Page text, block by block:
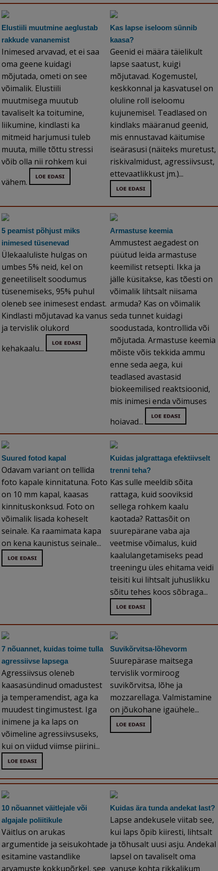
Elustiili muutmine aeglustab
rakkude vananemist
Inimesed arvavad, et ei saa
oma geene kuidagi
mõjutada, ometi on see
võimalik. Elustiili
muutmisega muutub
tavaliselt ka toitumine,
liikumine, kindlasti ka
mitmeid harjumusi tuleb
muuta, mille tõttu stressi
võib olla nii rohkem kui
vähem.
Kas lapse iseloom sünnib
kaasa?
Geenid ei määra täielikult
lapse saatust, kuigi
mõjutavad. Kogemustel,
keskkonnal ja kasvatusel on
oluline roll iseloomu
kujunemisel. Teadlased on
kindlaks määranud geenid,
mis ennustavad käitumise
iseärasusi (näiteks muretust,
riskivalmidust, agressiivsust,
ettevaatlikkust jm.)...
5 peamist põhjust miks
inimesed tüsenevad
Ülekaaluliste hulgas on
umbes 5% neid, kel on
geneetiliselt soodumus
tüsenemiseks, 95% puhul
oleneb see inimesest endast.
Kindlasti mõjutavad ka vanus
ja tervislik olukord
kehakaalu...
Armastuse keemia
Ammustest aegadest on
püütud leida armastuse
keemilist retsepti. Ikka ja
jälle küsitakse, kas tõesti on
võimalik lihtsalt niisama
armuda? Kas on võimalik
seda tunnet kuidagi
soodustada, kontrollida või
mõjutada. Armastuse keemia
mõiste võis tekkida ammu
enne seda aega, kui
teadlased avastasid
biokeemilised reaktsioonid,
mis inimesi enda võimuses
hoiavad...
Suured fotod kapal
Odavam variant on tellida
foto kapale kinnitatuna. Foto
on 10 mm kapal, kaasas
kinnituskonksud. Foto on
võimalik lisada koheselt
seinale. Ka raamimata kapa
on kena kaunistus seinale...
Kuidas jalgrattaga efektiivselt
trenni teha?
Kas sulle meeldib sõita
rattaga, kuid sooviksid
sellega rohkem kaalu
kaotada? Rattasõit on
suurepärane vaba aja
veetmise võimalus, kuid
kaalulangetamiseks pead
treeningu üles ehitama veidi
teisiti kui lihtsalt juhuslikku
sõitu tehes koos sõbraga...
7 nõuannet, kuidas toime tulla
agressiivse lapsega
Agressiivsus oleneb
kaasasündinud omadustest
ja temperamendist, aga ka
muudest tingimustest. Iga
inimene ja ka laps on
võimeline agressiivsuseks,
kui on viidud viimse piirini...
Suvikõrvitsa-lõhevorm
Suurepärase maitsega
tervislik vormiroog
suvikõrvitsa, lõhe ja
mozzarellaga. Valmistamine
on jõukohane igaühele...
10 nõuannet väitlejale või
algajale poliitikule
Väitlus on arukas
argumentide ja seisukohtade
esitamine vastandlike
arvamuste kokkupõrkel, see
Kuidas ära tunda andekat last?
Lapse andekusele viitab see,
kui laps õpib kiiresti, lihtsalt
ja tõhusalt uusi asju. Andekal
lapsel on tavaliselt oma
vanuse kohta rikkalikum